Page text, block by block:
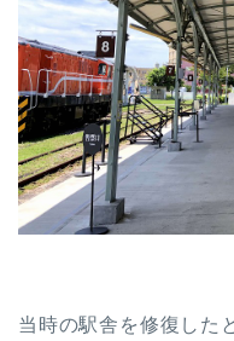
当時の駅舎を修復した